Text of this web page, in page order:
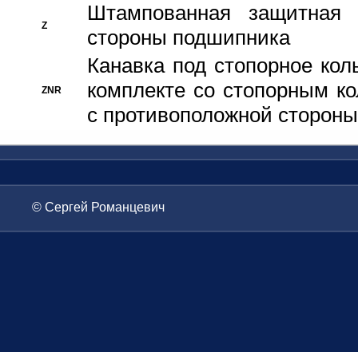
Z
Штампованная
стороны подшипника
ZNR
Канавка под стопорное
комплекте со стопорным
с противоположной стороны
© Сергей Романцевич